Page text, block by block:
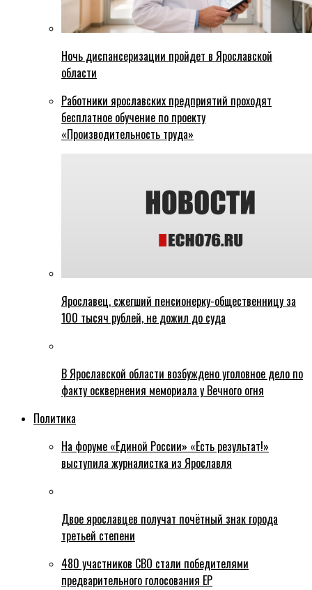
Ночь диспансеризации пройдет в Ярославской
области
Работники ярославских предприятий проходят
бесплатное обучение по проекту
«Производительность труда»
Ярославец, сжегший пенсионерку-общественницу за
100 тысяч рублей, не дожил до суда
В Ярославской области возбуждено уголовное дело по
факту осквернения мемориала у Вечного огня
Политика
На форуме «Единой России» «Есть результат!»
выступила журналистка из Ярославля
Двое ярославцев получат почётный знак города
третьей степени
480 участников СВО стали победителями
предварительного голосования ЕР